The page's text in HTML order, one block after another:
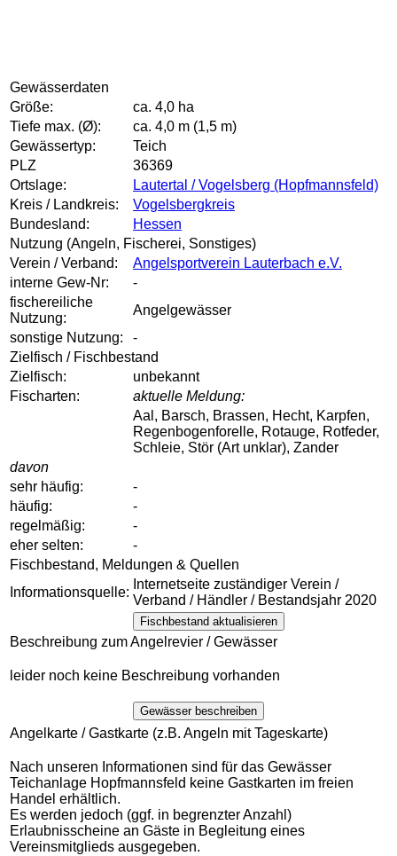
Gewässerdaten
Größe:
ca. 4,0 ha
Tiefe max. (Ø):
ca. 4,0 m (1,5 m)
Gewässertyp:
Teich
PLZ
36369
Ortslage:
Lautertal / Vogelsberg (Hopfmannsfeld)
Kreis / Landkreis:
Vogelsbergkreis
Bundesland:
Hessen
Nutzung (Angeln, Fischerei, Sonstiges)
Verein / Verband:
Angelsportverein Lauterbach e.V.
interne Gew-Nr:
-
fischereiliche
Nutzung:
Angelgewässer
sonstige Nutzung:
-
Zielfisch / Fischbestand
Zielfisch:
unbekannt
Fischarten:
aktuelle Meldung:
Aal, Barsch, Brassen, Hecht, Karpfen,
Regenbogenforelle, Rotauge, Rotfeder,
Schleie, Stör (Art unklar), Zander
davon
sehr häufig:
-
häufig:
-
regelmäßig:
-
eher selten:
-
Fischbestand, Meldungen & Quellen
Informationsquelle:
Internetseite zuständiger Verein /
Verband / Händler / Bestandsjahr 2020
Fischbestand aktualisieren
Beschreibung zum Angelrevier / Gewässer
leider noch keine Beschreibung vorhanden
Gewässer beschreiben
Angelkarte / Gastkarte (z.B. Angeln mit Tageskarte)
Nach unseren Informationen sind für das Gewässer
Teichanlage Hopfmannsfeld keine Gastkarten im freien
Handel erhältlich.
Es werden jedoch (ggf. in begrenzter Anzahl)
Erlaubnisscheine an Gäste in Begleitung eines
Vereinsmitglieds ausgegeben.